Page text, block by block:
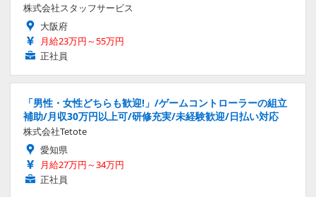
株式会社スタッフサービス
大阪府
月給23万円～55万円
正社員
「男性・女性どちらも歓迎!」/ゲームコントローラーの組立
補助/月収30万円以上可/研修充実/未経験歓迎/日払い対応
株式会社Tetote
愛知県
月給27万円～34万円
正社員